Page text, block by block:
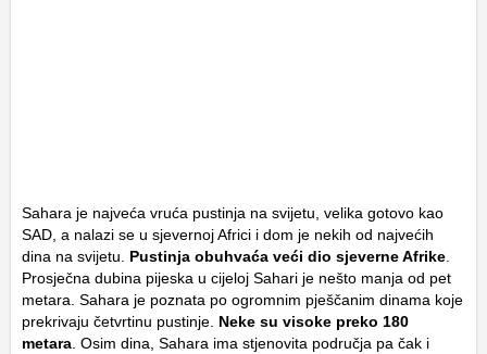
Sahara je najveća vruća pustinja na svijetu, velika gotovo kao
SAD, a nalazi se u sjevernoj Africi i dom je nekih od najvećih
dina na svijetu. Pustinja obuhvaća veći dio sjeverne Afrike
Prosječna dubina pijeska u cijeloj Sahari je nešto manja od pet
metara. Sahara je poznata po ogromnim pješčanim dinama koje
prekrivaju četvrtinu pustinje. Neke su visoke preko 180
metara . Osim dina, Sahara ima stjenovita područja pa čak i